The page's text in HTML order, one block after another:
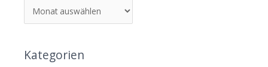
Kategorien